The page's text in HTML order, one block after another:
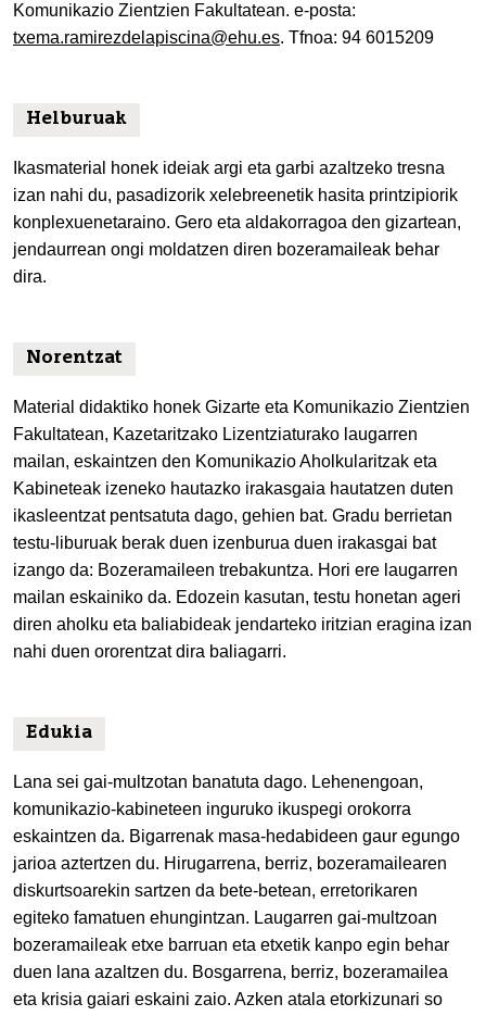
Komunikazio Zientzien Fakultatean. e-posta:
txema.ramirezdelapiscina@ehu.es. Tfnoa: 94 6015209
Helburuak
Ikasmaterial honek ideiak argi eta garbi azaltzeko tresna
izan nahi du, pasadizorik xelebreenetik hasita printzipiorik
konplexuenetaraino. Gero eta aldakorragoa den gizartean,
jendaurrean ongi moldatzen diren bozeramaileak behar
dira.
Norentzat
Material didaktiko honek Gizarte eta Komunikazio Zientzien
Fakultatean, Kazetaritzako Lizentziaturako laugarren
mailan, eskaintzen den Komunikazio Aholkularitzak eta
Kabineteak izeneko hautazko irakasgaia hautatzen duten
ikasleentzat pentsatuta dago, gehien bat. Gradu berrietan
testu-liburuak berak duen izenburua duen irakasgai bat
izango da: Bozeramaileen trebakuntza. Hori ere laugarren
mailan eskainiko da. Edozein kasutan, testu honetan ageri
diren aholku eta baliabideak jendarteko iritzian eragina izan
nahi duen ororentzat dira baliagarri.
Edukia
Lana sei gai-multzotan banatuta dago. Lehenengoan,
komunikazio-kabineteen inguruko ikuspegi orokorra
eskaintzen da. Bigarrenak masa-hedabideen gaur egungo
jarioa aztertzen du. Hirugarrena, berriz, bozeramailearen
diskurtsoarekin sartzen da bete-betean, erretorikaren
egiteko famatuen ehungintzan. Laugarren gai-multzoan
bozeramaileak etxe barruan eta etxetik kanpo egin behar
duen lana azaltzen du. Bosgarrena, berriz, bozeramailea
eta krisia gaiari eskaini zaio. Azken atala etorkizunari so